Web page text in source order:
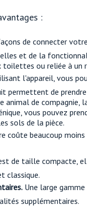
:
de connecter
et de la
toilettes ou reliée à un
l'appareil, vous
permettent de
animal de compagnie,
vous pouvez
sols de la pièce.
coûte beaucoup
de taille compacte,
classique.
Une large
supplémentaires.